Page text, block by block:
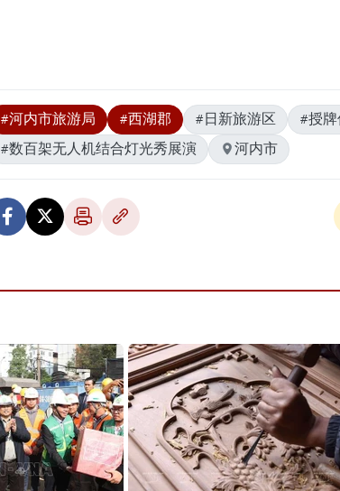
#河内市旅游局 #西湖郡 #日新旅游区
#授
#数百架无人机结合灯光秀展演
河内市